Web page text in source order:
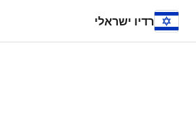
רדיו ישראלי